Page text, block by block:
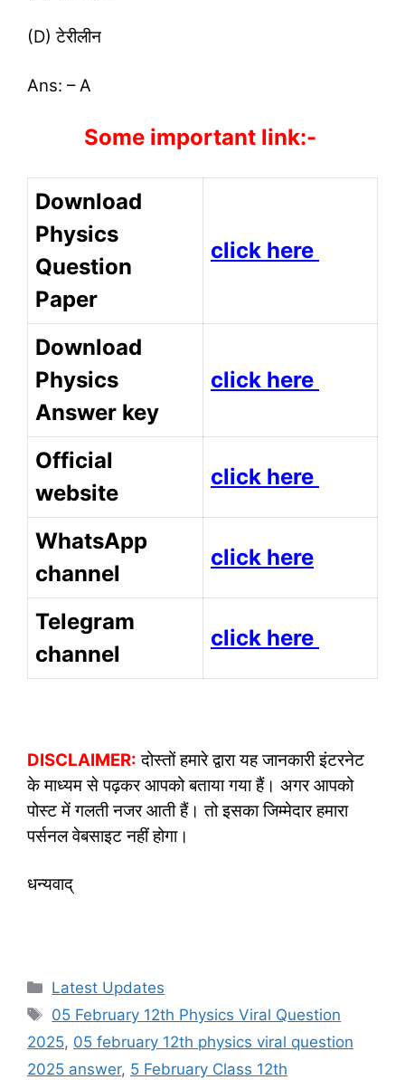
(D) टेरीलीन
Ans: – A
Some important link:-
Download
Physics
Question
Paper
click here
Download
Physics
Answer key
click here
Official
website
click here
WhatsApp
channel
click here
Telegram
channel
click here
DISCLAIMER: दोस्तों हमारे द्वारा यह जानकारी इंटरनेट
के माध्यम से पढ़कर आपको बताया गया हैं। अगर आपको
पोस्ट में गलती नजर आती हैं। तो इसका जिम्मेदार हमारा
पर्सनल वेबसाइट नहीं होगा।
धन्यवाद्
Categories
Latest Updates
Tags
05 February 12th Physics Viral Question
2025, 05 february 12th physics viral question
2025 answer, 5 February Class 12th